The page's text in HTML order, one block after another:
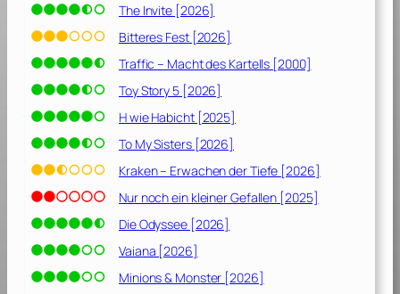
The Invite [2026]
Bitteres Fest [2026]
Traffic – Macht des Kartells [2000]
Toy Story 5 [2026]
H wie Habicht [2025]
To My Sisters [2026]
Kraken – Erwachen der Tiefe [2026]
Nur noch ein kleiner Gefallen [2025]
Die Odyssee [2026]
Vaiana [2026]
Minions & Monster [2026]